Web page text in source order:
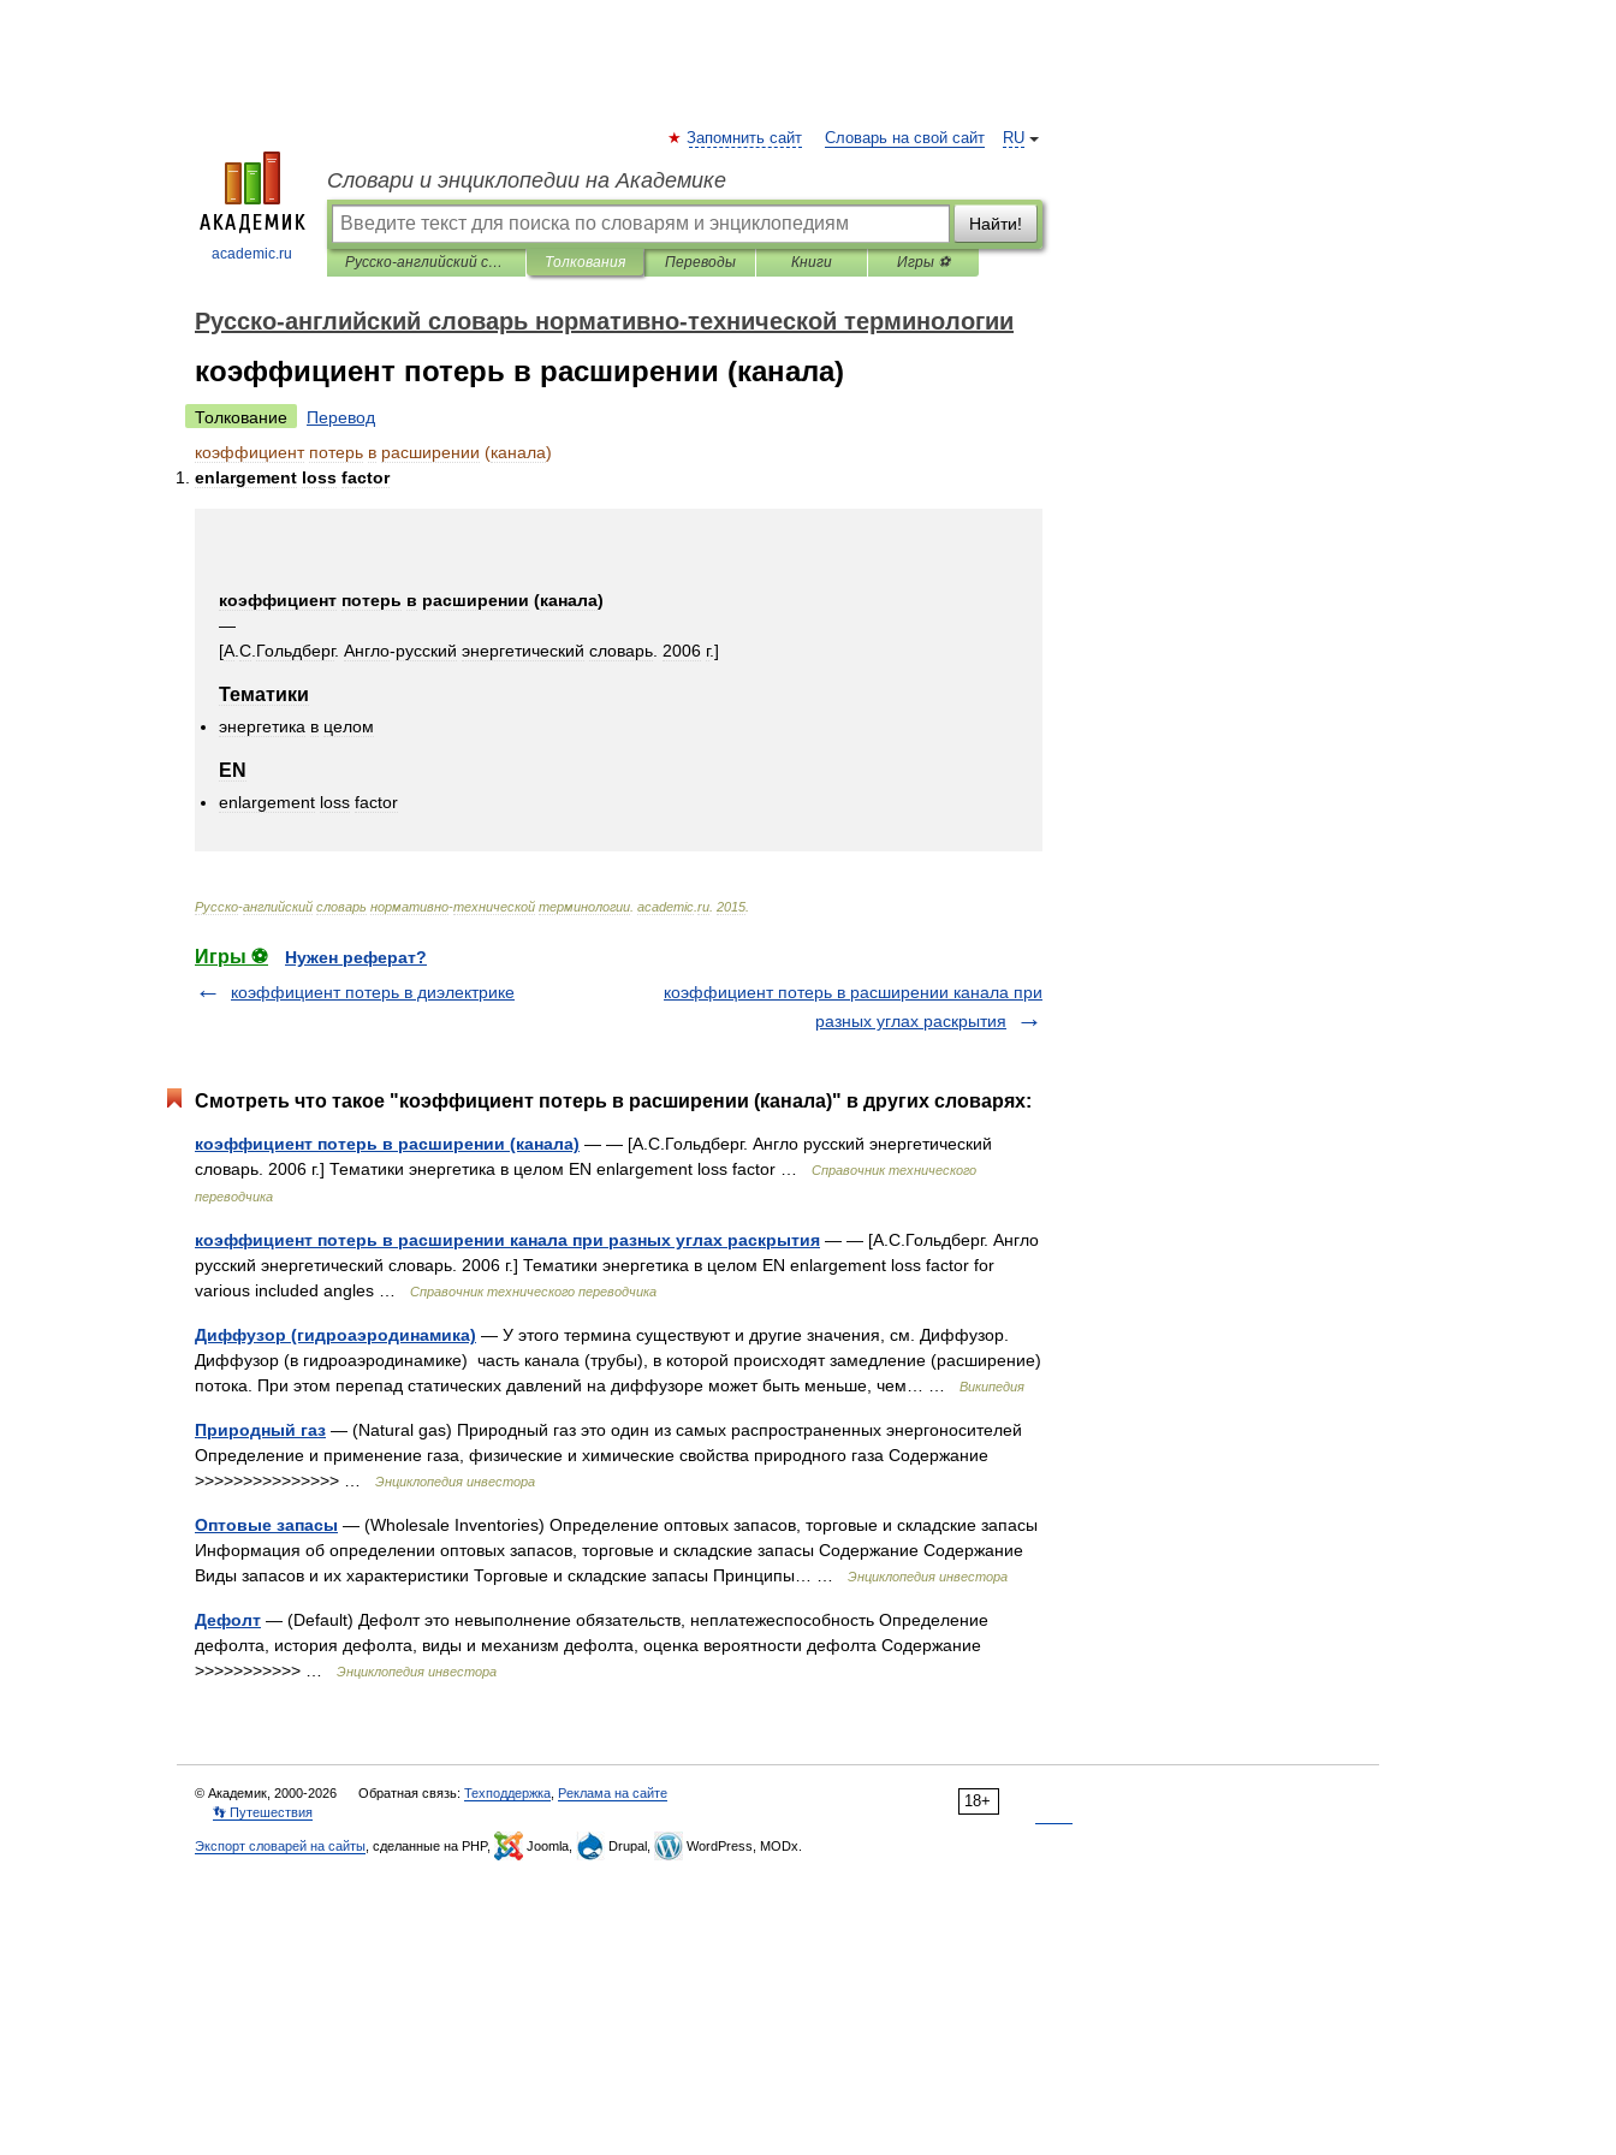
academic.ru
RU
Запомнить сайт Словарь на свой сайт
Словари и энциклопедии на Академике
Найти!
Русско-английский словарь нормативно-технической терминологии Толкования Переводы Книги Игры ⚽
Русско-английский словарь нормативно-технической терминологии
коэффициент потерь в расширении (канала)
Толкование
Перевод
коэффициент потерь в расширении (канала)
enlargement loss factor
коэффициент потерь в расширении (канала)
—
[А С Гольдберг. Англо-русский энергетический словарь 2006 г.]
Тематики
энергетика в целом
EN
enlargement loss factor
Русско-английский словарь нормативно-технической терминологии academic ru 2015
Игры ⚽
Нужен реферат?
коэффициент потерь в диэлектрике
коэффициент потерь в расширении канала при
разных углах раскрытия
Смотреть что такое "коэффициент потерь в расширении (канала)" в других словарях:
коэффициент потерь в расширении (канала) — — [А.С.Гольдберг. Англо русский энергетический
словарь. 2006 г.] Тематики энергетика в целом EN enlargement loss factor …
Справочник технического
переводчика
коэффициент потерь в расширении канала при разных углах раскрытия — — [А.С.Гольдберг. Англо
русский энергетический словарь. 2006 г.] Тематики энергетика в целом EN enlargement loss factor for
various included angles …
Справочник технического переводчика
Диффузор (гидроаэродинамика) — У этого термина существуют и другие значения, см. Диффузор.
Диффузор (в гидроаэродинамике) часть канала (трубы), в которой происходят замедление (расширение)
потока. При этом перепад статических давлений на диффузоре может быть меньше, чем… …
Википедия
Природный газ — (Natural gas) Природный газ это один из самых распространенных энергоносителей
Определение и применение газа, физические и химические свойства природного газа Содержание
>>>>>>>>>>>>>>> …
Энциклопедия инвестора
Оптовые запасы — (Wholesale Inventories) Определение оптовых запасов, торговые и складские запасы
Информация об определении оптовых запасов, торговые и складские запасы Содержание Содержание
Виды запасов и их характеристики Торговые и складские запасы Принципы… …
Энциклопедия инвестора
Дефолт — (Default) Дефолт это невыполнение обязательств, неплатежеспособность Определение
дефолта, история дефолта, виды и механизм дефолта, оценка вероятности дефолта Содержание
>>>>>>>>>>> …
Энциклопедия инвестора
18+
© Академик, 2000-2026 Обратная связь: Техподдержка Реклама на сайте
👣 Путешествия
Экспорт словарей на сайты , сделанные на PHP, Joomla, Drupal, WordPress, MODx.